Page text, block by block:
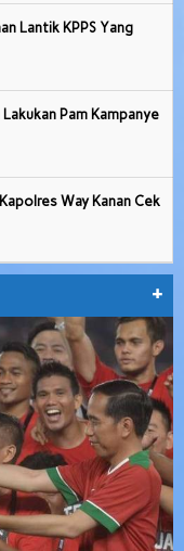
Lantik KPPS Yang
Pam Kampanye
Way Kanan Cek
+